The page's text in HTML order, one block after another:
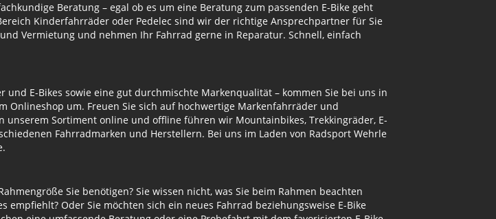
Beratung – egal ob es um eine Beratung zum passenden E-Bike geht
Kinderfahrräder oder Pedelec sind wir der richtige Ansprechpartner für Sie
Vermietung und nehmen Ihr Fahrrad gerne in Reparatur. Schnell, einfach
E-Bikes sowie eine gut durchmischte Markenqualität – kommen Sie bei uns in
Onlineshop um. Freuen Sie sich auf hochwertige Markenfahrräder und
Sortiment online und offline führen wir Mountainbikes, Trekkingräder, E-
Fahrradmarken und Herstellern. Bei uns im Laden von Radsport Wehrle
Sie benötigen? Sie wissen nicht, was Sie beim Rahmen beachten
Oder Sie möchten sich ein neues Fahrrad beziehungsweise E-Bike